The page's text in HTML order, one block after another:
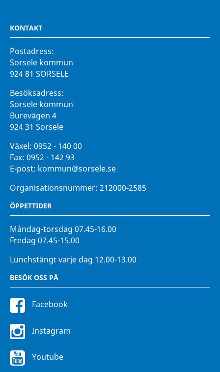
KONTAKT
Postadress:
Sorsele kommun
924 81 SORSELE
Besöksadress:
Sorsele kommun
Burevägen 4
924 31 Sorsele
Växel: 0952 - 140 00
Fax: 0952 - 142 93
E-post: kommun@sorsele.se
Organisationsnummer: 212000-2585
ÖPPETTIDER
Måndag-torsdag 07.45-16.00
Fredag 07.45-15.00
Lunchstängt varje dag 12.00-13.00
BESÖK OSS PÅ
Facebook
Instagram
Youtube